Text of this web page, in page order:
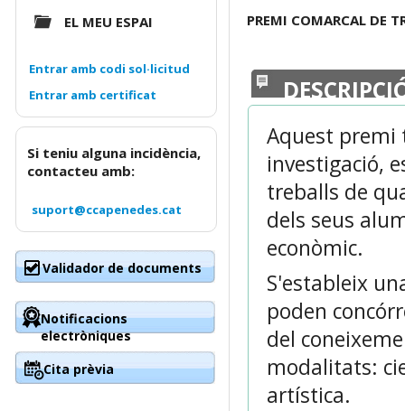
PREMI COMARCAL DE
Aquest premi
investigació,
treballs de
dels seus
econòmic.
S'estableix
poden
del
modalitats:
artística.
EL MEU ESPAI
Entrar amb codi sol·licitud
Si teniu alguna incidència,
contacteu amb:
suport@ccapenedes.cat
Validador de documents
Notificacions
electròniques
Cita prèvia